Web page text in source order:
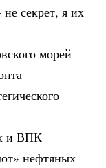
секрет, я их
морей
и ВПК
нефтяных